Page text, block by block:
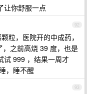
让你舒服一点
92
粒，医院开的中成药，
之前高烧 39 度，也是
试 999 ，结果一周才
，睡不醒
93